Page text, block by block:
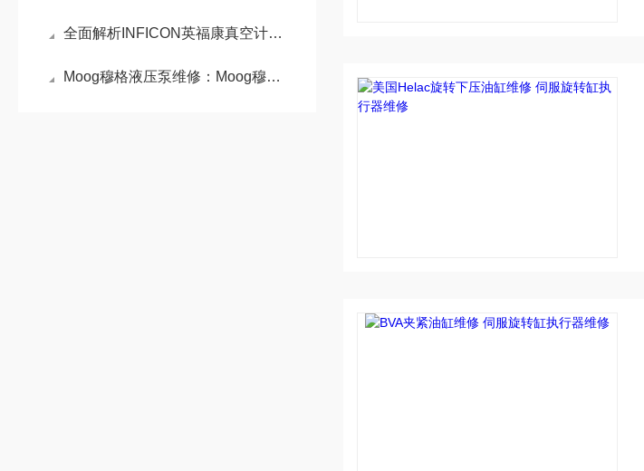
全面解析INFICON英福康真空计维修技术：从故障诊断到专业维护
Moog穆格液压泵维修：Moog穆格液压泵高性能与精密控制的代表